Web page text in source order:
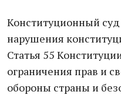
Конституционный
нарушения
Статья 55
ограничения прав и
обороны страны и